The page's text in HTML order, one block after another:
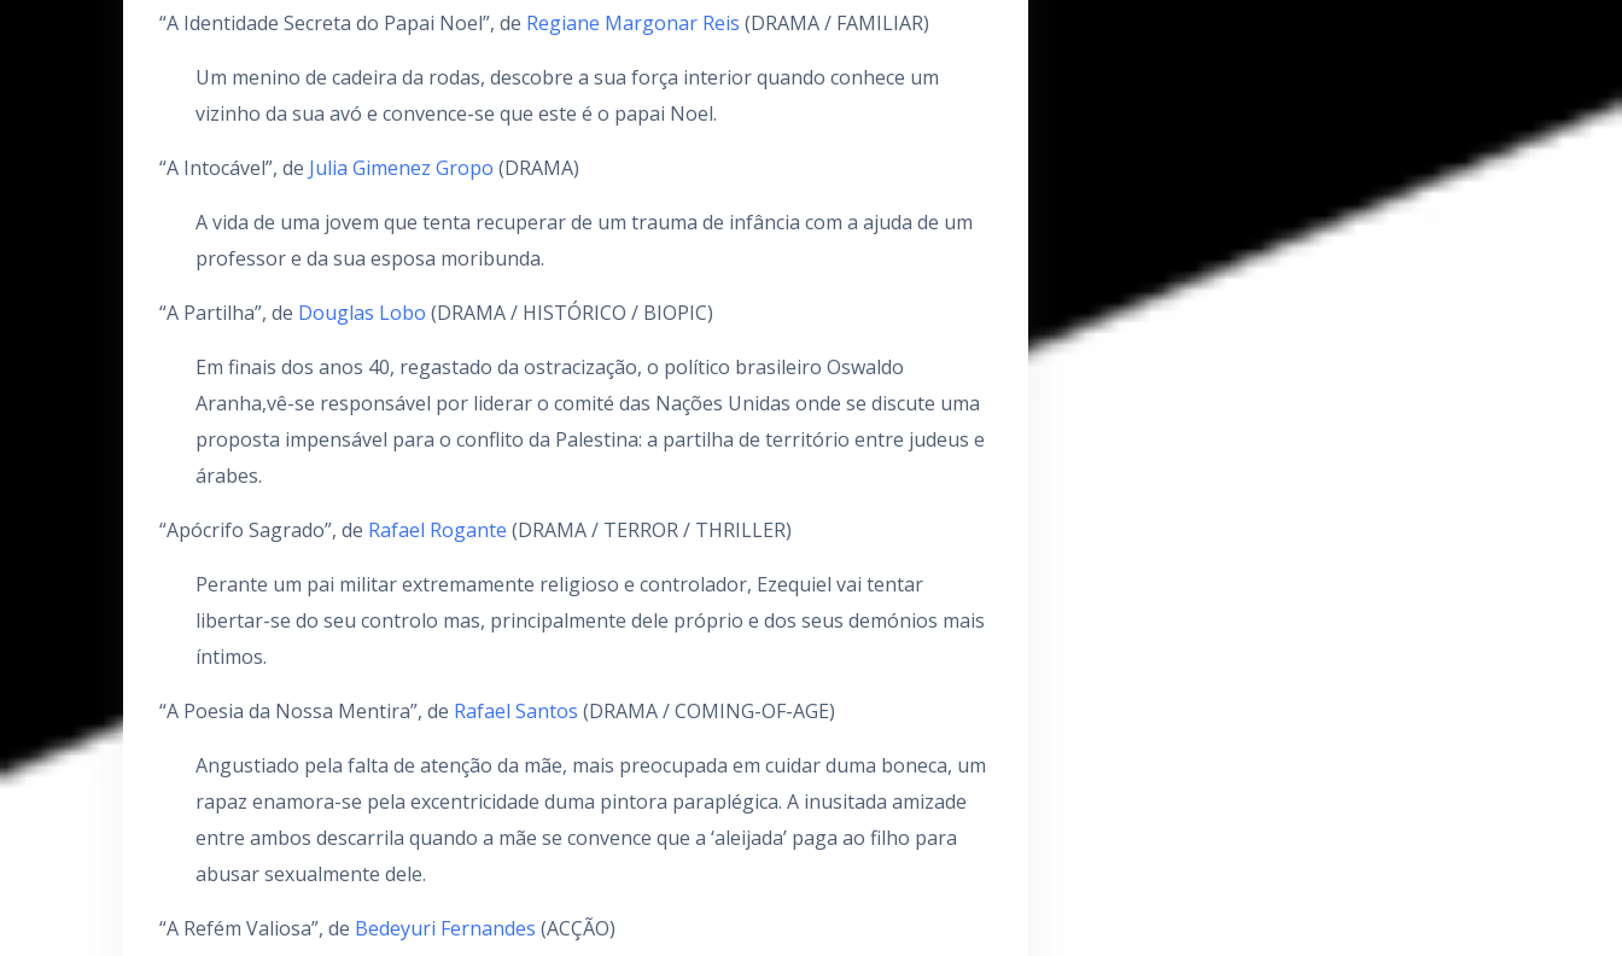
“A Identidade Secreta do Papai Noel”, de Regiane Margonar Reis (DRAMA / FAMILIAR)
Um menino de cadeira da rodas, descobre a sua força interior quando conhece um
vizinho da sua avó e convence-se que este é o papai Noel.
“A Intocável”, de Julia Gimenez Gropo (DRAMA)
A vida de uma jovem que tenta recuperar de um trauma de infância com a ajuda de um
professor e da sua esposa moribunda.
“A Partilha”, de Douglas Lobo (DRAMA / HISTÓRICO / BIOPIC)
Em finais dos anos 40, regastado da ostracização, o político brasileiro Oswaldo
Aranha,vê-se responsável por liderar o comité das Nações Unidas onde se discute uma
proposta impensável para o conflito da Palestina: a partilha de território entre judeus e
árabes.
“Apócrifo Sagrado”, de Rafael Rogante (DRAMA / TERROR / THRILLER)
Perante um pai militar extremamente religioso e controlador, Ezequiel vai tentar
libertar-se do seu controlo mas, principalmente dele próprio e dos seus demónios mais
íntimos.
“A Poesia da Nossa Mentira”, de Rafael Santos (DRAMA / COMING-OF-AGE)
Angustiado pela falta de atenção da mãe, mais preocupada em cuidar duma boneca, um
rapaz enamora-se pela excentricidade duma pintora paraplégica. A inusitada amizade
entre ambos descarrila quando a mãe se convence que a ‘aleijada’ paga ao filho para
abusar sexualmente dele.
“A Refém Valiosa”, de Bedeyuri Fernandes (ACÇÃO)